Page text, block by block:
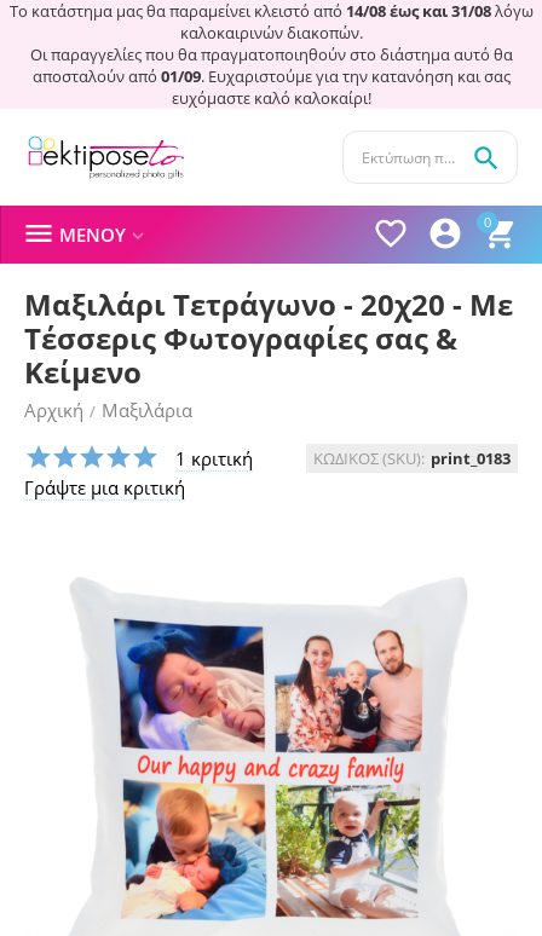
Το κατάστημα μας θα παραμείνει κλειστό από 14/08 έως και 31/08λόγω
καλοκαιρινών διακοπών.
Οι παραγγελίες που θα πραγματοποιηθούν στο διάστημα αυτό θα
αποσταλούν από 01/09. Ευχαριστούμε για την κατανόηση και σας
ευχόμαστε καλό καλοκαίρι!
0




 ΜΕΝΟΎ 
Μαξιλάρι Τετράγωνο - 20χ20 - Mε
Τέσσερις Φωτογραφίες σας &
Κείμενο
Αρχική / Μαξιλάρια
1 κριτική
Γράψτε μια κριτική
ΚΩΔΙΚΟΣ (SKU): print_0183